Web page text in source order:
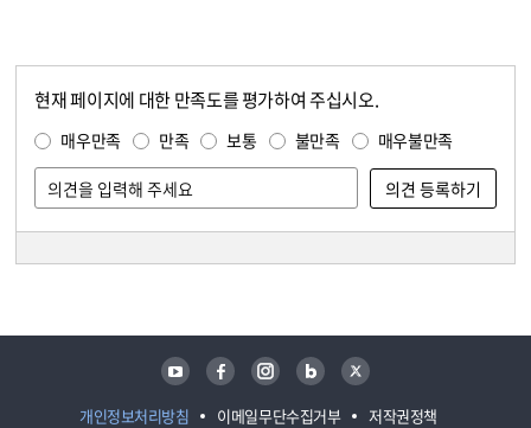
현재 페이지에 대한 만족도를 평가하여 주십시오.
매우만족 만족 보통 불만족 매우불만족
개인정보처리방침 이메일무단수집거부 저작권정책
유튜브 페이스북 인스타그램 블로그 트위터